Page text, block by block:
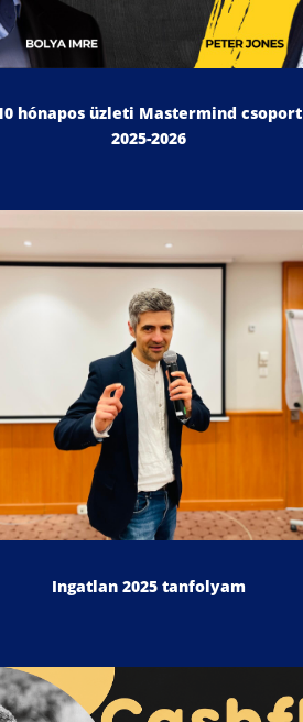
hónapos üzleti Mastermind csoport
2025-2026
Ingatlan 2025 tanfolyam